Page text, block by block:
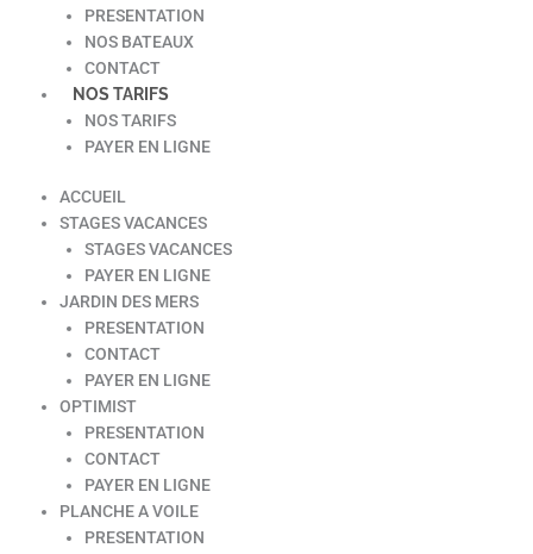
PRESENTATION
NOS BATEAUX
CONTACT
NOS TARIFS
NOS TARIFS
PAYER EN LIGNE
ACCUEIL
STAGES VACANCES
STAGES VACANCES
PAYER EN LIGNE
JARDIN DES MERS
PRESENTATION
CONTACT
PAYER EN LIGNE
OPTIMIST
PRESENTATION
CONTACT
PAYER EN LIGNE
PLANCHE A VOILE
PRESENTATION